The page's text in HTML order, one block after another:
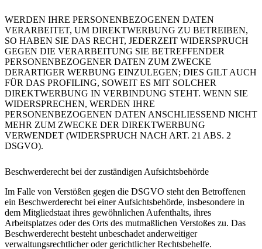
WERDEN IHRE PERSONENBEZOGENEN DATEN
VERARBEITET, UM DIREKTWERBUNG ZU BETREIBEN,
SO HABEN SIE DAS RECHT, JEDERZEIT WIDERSPRUCH
GEGEN DIE VERARBEITUNG SIE BETREFFENDER
PERSONENBEZOGENER DATEN ZUM ZWECKE
DERARTIGER WERBUNG EINZULEGEN; DIES GILT AUCH
FÜR DAS PROFILING, SOWEIT ES MIT SOLCHER
DIREKTWERBUNG IN VERBINDUNG STEHT. WENN SIE
WIDERSPRECHEN, WERDEN IHRE
PERSONENBEZOGENEN DATEN ANSCHLIESSEND NICHT
MEHR ZUM ZWECKE DER DIREKTWERBUNG
VERWENDET (WIDERSPRUCH NACH ART. 21 ABS. 2
DSGVO).
Beschwerderecht bei der zuständigen Aufsichtsbehörde
Im Falle von Verstößen gegen die DSGVO steht den Betroffenen
ein Beschwerderecht bei einer Aufsichtsbehörde, insbesondere in
dem Mitgliedstaat ihres gewöhnlichen Aufenthalts, ihres
Arbeitsplatzes oder des Orts des mutmaßlichen Verstoßes zu. Das
Beschwerderecht besteht unbeschadet anderweitiger
verwaltungsrechtlicher oder gerichtlicher Rechtsbehelfe.